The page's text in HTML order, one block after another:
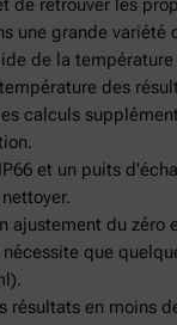
de retrouver les
une grande variété
de la
des
calculs
et un puits
ajustement du zéro
que
résultats en moins